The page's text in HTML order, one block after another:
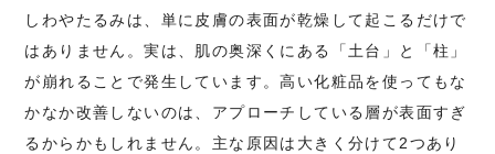
しわやたるみは、単に皮膚の表面が乾燥して起こるだけで
はありません。実は、肌の奥深くにある「土台」と「柱」
が崩れることで発生しています。高い化粧品を使ってもな
かなか改善しないのは、アプローチしている層が表面すぎ
るからかもしれません。主な原因は大きく分けて2つあり